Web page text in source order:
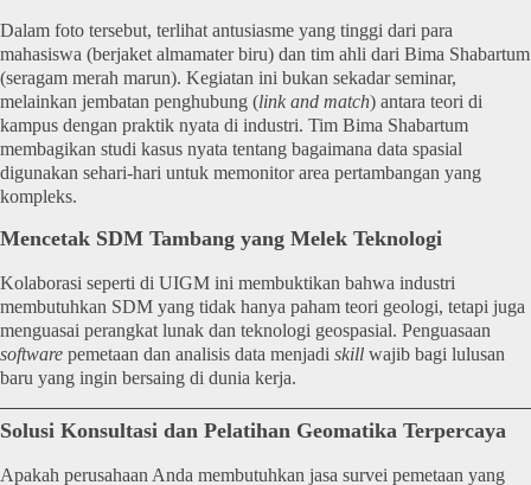
Dalam foto tersebut, terlihat antusiasme yang tinggi dari para
mahasiswa (berjaket almamater biru) dan tim ahli dari Bima Shabartum
(seragam merah marun). Kegiatan ini bukan sekadar seminar,
melainkan jembatan penghubung (link and match) antara teori di
kampus dengan praktik nyata di industri. Tim Bima Shabartum
membagikan studi kasus nyata tentang bagaimana data spasial
digunakan sehari-hari untuk memonitor area pertambangan yang
kompleks.
Mencetak SDM Tambang yang Melek Teknologi
Kolaborasi seperti di UIGM ini membuktikan bahwa industri
membutuhkan SDM yang tidak hanya paham teori geologi, tetapi juga
menguasai perangkat lunak dan teknologi geospasial. Penguasaan
software pemetaan dan analisis data menjadi skill wajib bagi lulusan
baru yang ingin bersaing di dunia kerja.
Solusi Konsultasi dan Pelatihan Geomatika Terpercaya
Apakah perusahaan Anda membutuhkan jasa survei pemetaan yang